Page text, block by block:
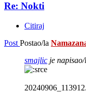
Re: Nokti
Citiraj
Post Postao/la
smajlic je